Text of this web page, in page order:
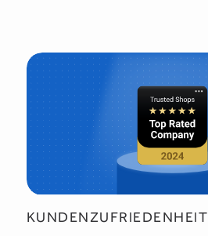
KUNDENZUFRIEDENHEIT